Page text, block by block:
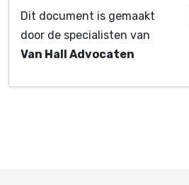
Dit document is gemaakt
door de specialisten van
Van Hall Advocaten